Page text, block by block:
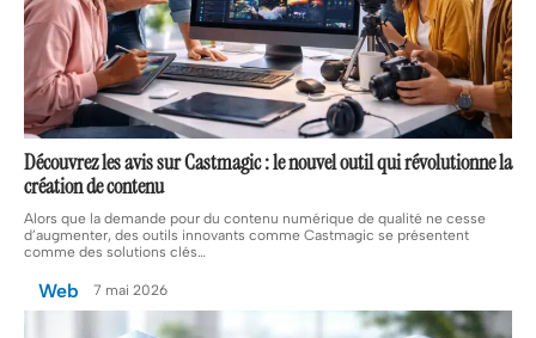
Découvrez les avis sur Castmagic : le nouvel outil qui révolutionne la
création de contenu
Alors que la demande pour du contenu numérique de qualité ne cesse
d’augmenter, des outils innovants comme Castmagic se présentent
comme des solutions clés
Web 7 mai 2026